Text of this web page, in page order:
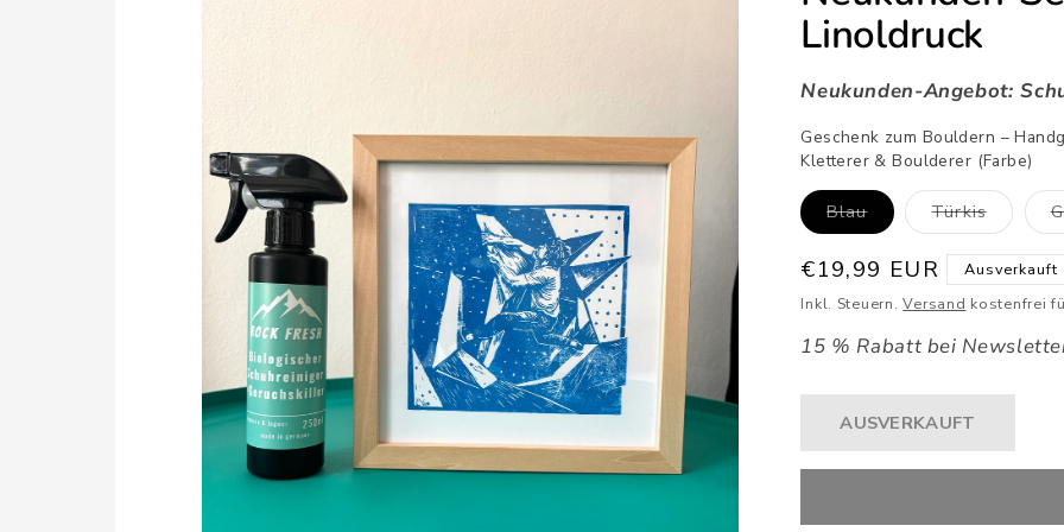
Linoldruck
Neukunden-Angebot:
Geschenk zum Bouldern –
Kletterer & Boulderer (Farbe)
BlauVariante
ausverkauft
nicht
verfügbar
TürkisVariante
nicht
verfügbar
Normaler
Preis
€19,99 EUR
Ausverkauft
Inkl. Steuern.Versand kostenfrei
15 % Rabatt bei
AUSVERKAUFT